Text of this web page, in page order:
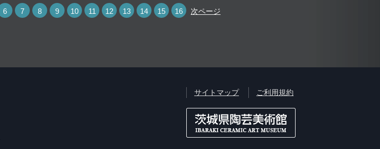
6 7 8 9 10 11 12 13 14 15 16 次ページ
サイトマップ ご利用規約